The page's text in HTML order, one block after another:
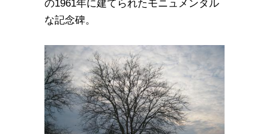
の1961年に建てられたモニュメンタル
な記念碑。